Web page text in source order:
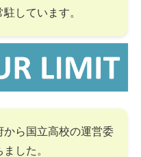
しています。
から国立高校の運営委
した。